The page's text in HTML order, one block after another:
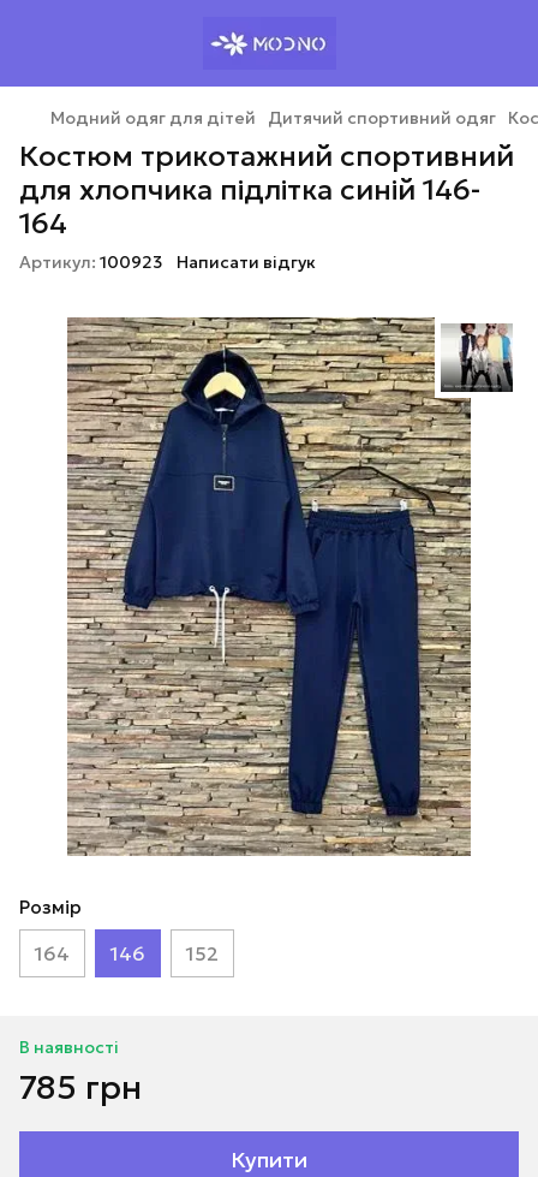
Модний одяг для дітей Дитячий спортивний одяг
Костюм трикотажний спортивний
для хлопчика підлітка синій 146-
164
Артикул: 100923 Написати відгук
Розмір
164 146 152
В наявності
785 грн
Купити